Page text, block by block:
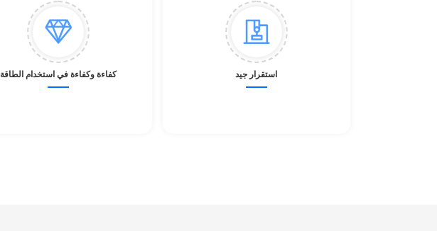
كفاءة وكفاءة في استخدام الطاقة استقرار جيد